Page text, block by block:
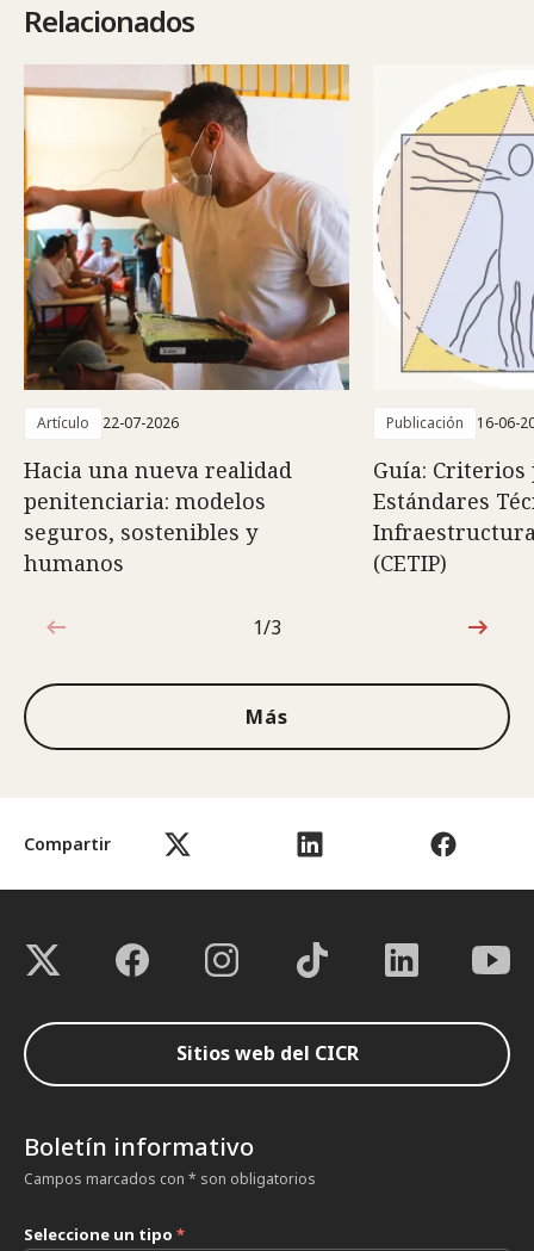
Compartir
Relacionados
Artículo 22-07-2026
Hacia una nueva realidad
penitenciaria: modelos
seguros, sostenibles y
humanos
Publicación 16-06-
Guía: Criterios
Estándares
(CETIP)
1de3
1/3
Más
Sitios web del CICR
Boletín informativo
Campos marcados con * son obligatorios
Seleccione un tipo *